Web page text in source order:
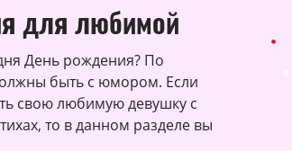
для любимой
День рождения? По
быть с юмором. Если
свою любимую девушку с
то в данном разделе вы